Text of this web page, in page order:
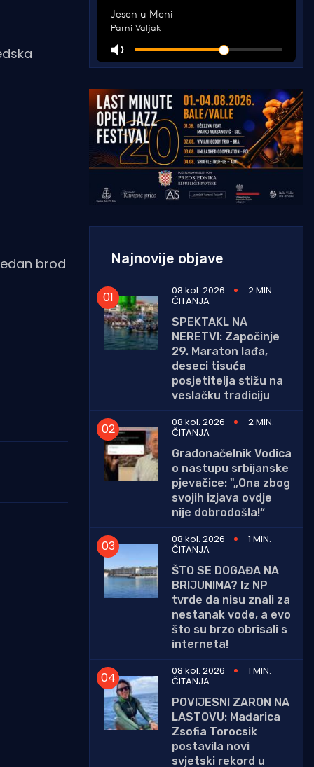
brod Najnovije objave
08 kol. 2026 2 MIN.
ČITANJA
SPEKTAKL NA
NERETVI: Započinje
29. Maraton lađa,
deseci tisuća
posjetitelja stižu na
veslačku tradiciju
08 kol. 2026
2 MIN.
ČITANJA
Gradonačelnik Vodica
o nastupu srbijanske
pjevačice: "„Ona zbog
svojih izjava ovdje
nije dobrodošla!“
08 kol. 2026
1 MIN.
ČITANJA
ŠTO SE DOGAĐA NA
BRIJUNIMA? Iz NP
tvrde da nisu znali za
nestanak vode, a evo
što su brzo obrisali s
interneta!
08 kol. 2026
1 MIN.
ČITANJA
POVIJESNI ZARON NA
LASTOVU: Mađarica
Zsofia Torocsik
postavila novi
svjetski rekord u